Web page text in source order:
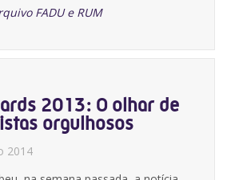
FADU e RUM
2013: O olhar de
orgulhosos
2014